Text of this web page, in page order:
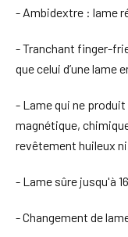
- Ambidextre : lame
- Tranchant finger-
que celui d’une lame
- Lame qui ne
magnétique,
revêtement huileux
- Lame sûre jusqu'à
- Changement de